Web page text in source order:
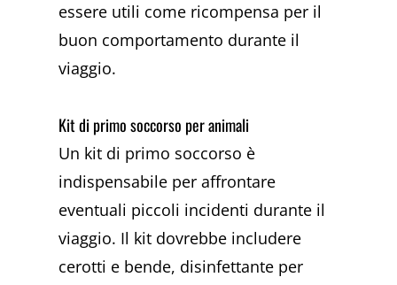
essere utili come ricompensa per il
buon comportamento durante il
viaggio.
Kit di primo soccorso per animali
Un kit di primo soccorso è
indispensabile per affrontare
eventuali piccoli incidenti durante il
viaggio. Il kit dovrebbe includere
cerotti e bende, disinfettante per